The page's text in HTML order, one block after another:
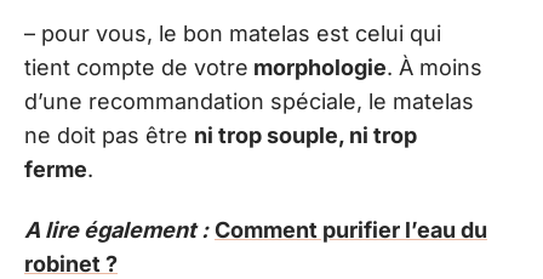
– pour vous, le bon matelas est celui qui
tient compte de votre morphologie. À moins
d’une recommandation spéciale, le matelas
ne doit pas être ni trop souple, ni trop
ferme.
A lire également : Comment purifier l’eau du
robinet ?